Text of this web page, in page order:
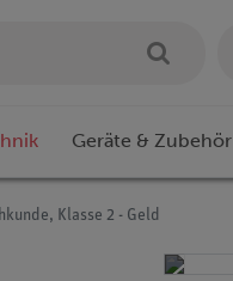
Geräte & Zubehör
Klasse 2 - Geld